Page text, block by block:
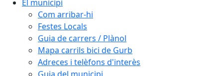
El municipi
Com arribar-hi
Festes Locals
Guia de carrers / Plànol
Mapa carrils bici de Gurb
Adreces i telèfons d'interès